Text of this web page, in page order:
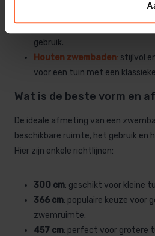
Opzetzwembaden met frame
opblaasbare zwembaden en
gebruik.
Houten zwembaden: stijlvol
voor een tuin met een
Wat is de beste vorm en
De ideale afmeting van een
beschikbare ruimte, het gebruik en
Hier zijn enkele richtlijnen:
300 cm: geschikt voor kleine
366 cm: populaire keuze voor
zwemruimte.
457 cm: perfect voor grotere